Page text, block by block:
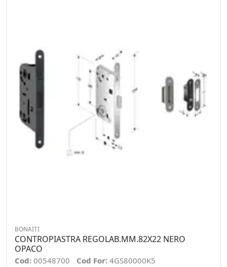
BONAITI
CONTROPIASTRA REGOLAB.MM.82X22 NERO
OPACO
Cod: 00548700 Cod For: 4GS80000K5